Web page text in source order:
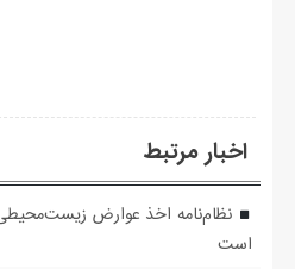
اخبار مرتبط
نظام‌نامه‌ اخذ عوارض
است